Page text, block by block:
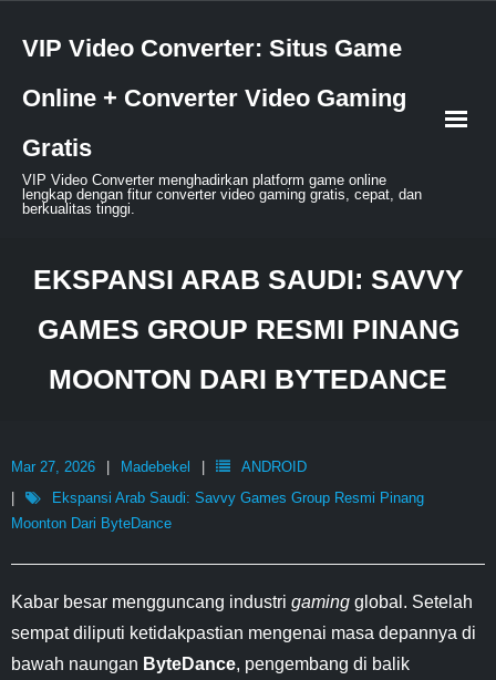
VIP Video Converter: Situs Game
Online + Converter Video Gaming
Gratis
VIP Video Converter menghadirkan platform game online
lengkap dengan fitur converter video gaming gratis, cepat, dan
berkualitas tinggi.
EKSPANSI ARAB SAUDI: SAVVY
GAMES GROUP RESMI PINANG
MOONTON DARI BYTEDANCE
Mar 27, 2026 Madebekel
ANDROID
Ekspansi Arab Saudi: Savvy Games Group Resmi Pinang
Moonton Dari ByteDance
Kabar besar mengguncang industri gaming global. Setelah
sempat diliputi ketidakpastian mengenai masa depannya di
bawah naungan ByteDance, pengembang di balik